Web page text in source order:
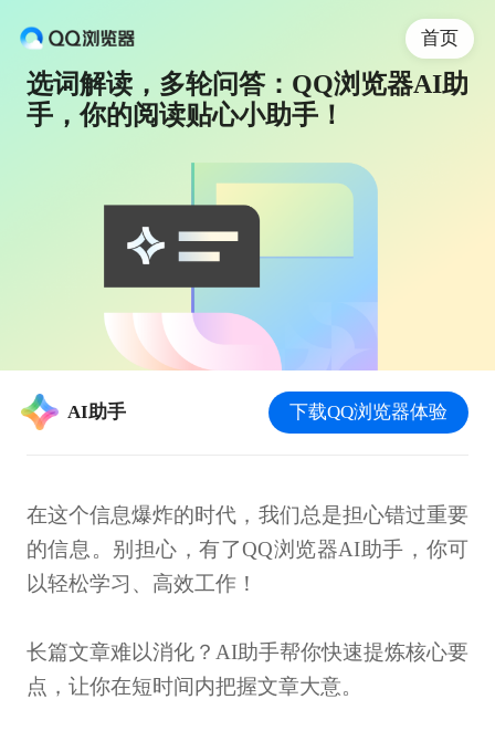
选词解读，多轮问答：QQ浏览器AI助
手，你的阅读贴心小助手！
首页
AI助手 下载QQ浏览器体验
在这个信息爆炸的时代，我们总是担心错过重要
的信息。别担心，有了QQ浏览器AI助手，你可
以轻松学习、高效工作！
长篇文章难以消化？AI助手帮你快速提炼核心要
点，让你在短时间内把握文章大意。